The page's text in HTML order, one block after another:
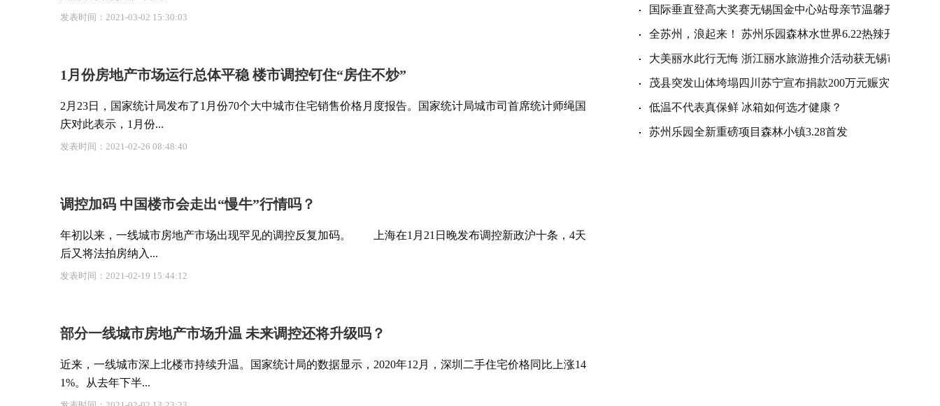
国际垂直登高大奖赛无锡国金中心站母亲节温馨开赛
全苏州，浪起来！ 苏州乐园森林水世界6.22热辣开园
大美丽水此行无悔 浙江丽水旅游推介活动获无锡市民热捧
茂县突发山体垮塌四川苏宁宣布捐款200万元赈灾
低温不代表真保鲜 冰箱如何选才健康？
苏州乐园全新重磅项目森林小镇3.28首发
发表时间：2021-03-02 15:30:03
1月份房地产市场运行总体平稳 楼市调控钉住“房住不炒”
2月23日，国家统计局发布了1月份70个大中城市住宅销售价格月度报告。国家统计局城市司首席统计师绳国
庆对此表示，1月份...
发表时间：2021-02-26 08:48:40
调控加码 中国楼市会走出“慢牛”行情吗？
年初以来，一线城市房地产市场出现罕见的调控反复加码。 上海在1月21日晚发布调控新政沪十条，4天
后又将法拍房纳入...
发表时间：2021-02-19 15:44:12
部分一线城市房地产市场升温 未来调控还将升级吗？
近来，一线城市深上北楼市持续升温。国家统计局的数据显示，2020年12月，深圳二手住宅价格同比上涨14
1%。从去年下半...